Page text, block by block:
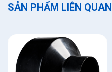
SẢN PHẨM LIÊN QUAN